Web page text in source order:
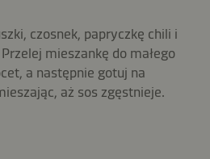
czosnek, papryczkę chili i
mieszankę do małego
a następnie gotuj na
aż sos zgęstnieje.